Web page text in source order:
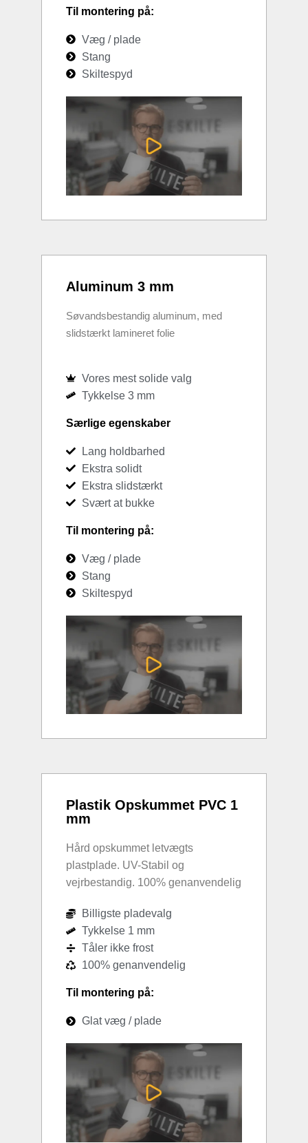
Til montering på:
Væg / plade
Stang
Skiltespyd
Aluminum 3 mm
Søvandsbestandig aluminum, med
slidstærkt lamineret folie
Vores mest solide valg
Tykkelse 3 mm
Særlige egenskaber
Lang holdbarhed
Ekstra solidt
Ekstra slidstærkt
Svært at bukke
Til montering på:
Væg / plade
Stang
Skiltespyd
Plastik Opskummet PVC 1
mm
Hård opskummet letvægts
plastplade. UV-Stabil og
vejrbestandig. 100% genanvendelig
Billigste pladevalg
Tykkelse 1 mm
Tåler ikke frost
100% genanvendelig
Til montering på:
Glat væg / plade